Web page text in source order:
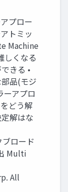
プロー
トミッ
Machine
しくなる
きる •
品(モジ
ーアプロ
どう解
解はな
ロード
Multi
All